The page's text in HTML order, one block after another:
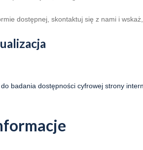
dostępnej, skontaktuj się z nami i
badania dostępności cyfrowej strony